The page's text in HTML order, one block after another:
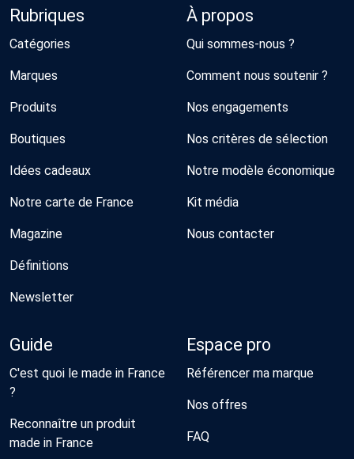
Rubriques
Catégories
Marques
Produits
Boutiques
Idées cadeaux
Notre carte de France
Magazine
Définitions
Newsletter
À propos
Qui sommes-nous ?
Comment nous soutenir ?
Nos engagements
Nos critères de sélection
Notre modèle économique
Kit média
Nous contacter
Guide
C'est quoi le made in France
?
Reconnaître un produit
made in France
Espace pro
Référencer ma marque
Nos offres
FAQ